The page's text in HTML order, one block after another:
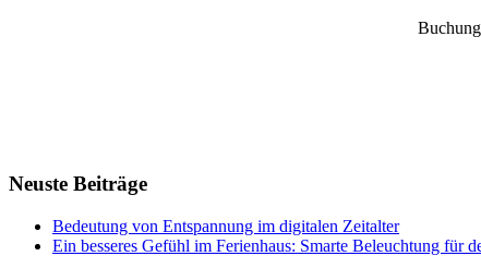
Neuste Beiträge
Bedeutung von Entspannung im digitalen Zeitalter
Ein besseres Gefühl im Ferienhaus: Smarte Beleuchtung für